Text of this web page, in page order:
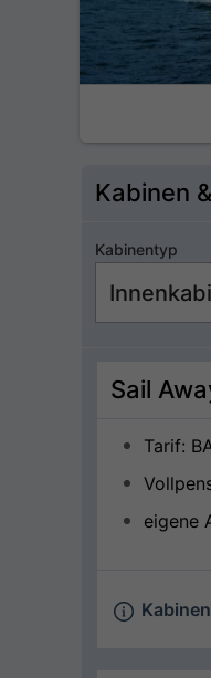
Kabinen
Kabinentyp
Sail
Tarif:
eigene